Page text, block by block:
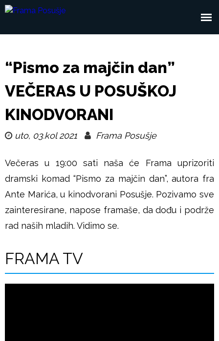
izbornik
Skoči
m
a
P
o
s
u
e
“Pismo za majčin dan”
VEČERAS U POSUŠKOJ
KINODVORANI
uto, 03.kol 2021 Frama Posušje
Večeras u 19:00 sati naša će Frama uprizoriti
dramski komad “Pismo za majčin dan”, autora fra
Ante Marića, u kinodvorani Posušje. Pozivamo sve
zainteresirane, napose framaše, da dođu i podrže
rad naših mladih. Vidimo se.
FRAMA TV